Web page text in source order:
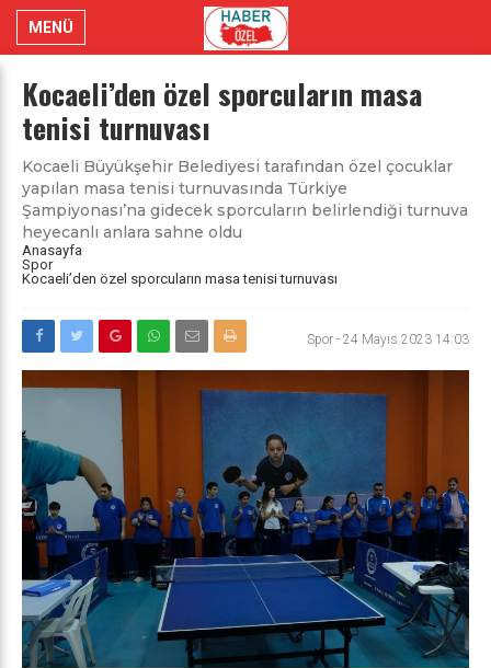
MENÜ
Kocaeli’den özel sporcuların masa
tenisi turnuvası
Kocaeli Büyükşehir Belediyesi tarafından özel çocuklar
yapılan masa tenisi turnuvasında Türkiye
Şampiyonası’na gidecek sporcuların belirlendiği turnuva
heyecanlı anlara sahne oldu
Anasayfa
Spor
Kocaeli’den özel sporcuların masa tenisi turnuvası
Spor - 24 Mayıs 2023 14:03